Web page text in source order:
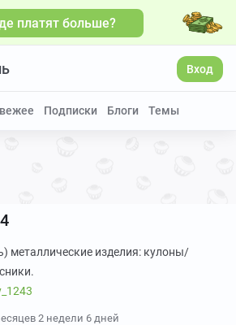
платят больше?
Вход
Подписки Блоги Темы
металлические изделия: кулоны/
2 недели 6 дней